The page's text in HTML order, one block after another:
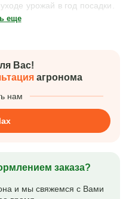
урожай в год посадки.
еще
Вас!
агронома
нам
заказа?
и мы свяжемся с Вами